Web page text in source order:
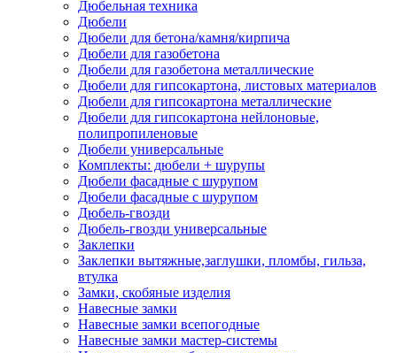
Дюбельная техника
Дюбели
Дюбели для бетона/камня/кирпича
Дюбели для газобетона
Дюбели для газобетона металлические
Дюбели для гипсокартона, листовых материалов
Дюбели для гипсокартона металлические
Дюбели для гипсокартона нейлоновые,
полипропиленовые
Дюбели универсальные
Комплекты: дюбели + шурупы
Дюбели фасадные с шурупом
Дюбели фасадные с шурупом
Дюбель-гвозди
Дюбель-гвозди универсальные
Заклепки
Заклепки вытяжные,заглушки, пломбы, гильза,
втулка
Замки, скобяные изделия
Навесные замки
Навесные замки всепогодные
Навесные замки мастер-системы